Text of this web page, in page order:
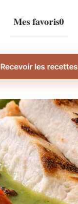
Mes favoris0
Recevoir les recettes